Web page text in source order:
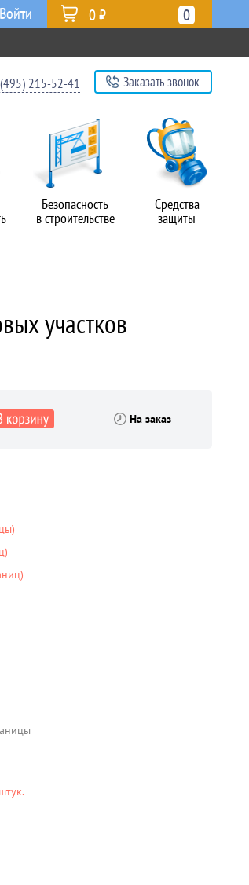
Безопасность
в строительстве
Средства
защиты
0
0 ₽
Войти
215-52-41 Заказать звонок
участков
На заказ